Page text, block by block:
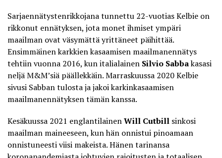
Sarjaennätystenrikkojana tunnettu 22-vuotias Kelbie on
rikkonut ennätyksen, jota monet ihmiset ympäri
maailman ovat väsymättä yrittäneet päihittää.
Ensimmäinen karkkien kasaamisen maailmanennätys
tehtiin vuonna 2016, kun italialainen Silvio Sabbakasasi
neljä M&M’siä päällekkäin. Marraskuussa 2020 Kelbie
sivusi Sabban tulosta ja jakoi karkinkasaamisen
maailmanennätyksen tämän kanssa.
Kesäkuussa 2021 englantilainenWill Cutbill sinkosi
maailman maineeseen, kun hän onnistui pinoamaan
onnistuneesti viisi makeista. Hänen tarinansa